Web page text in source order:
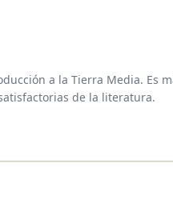
a la Tierra Media. Es
de la literatura.